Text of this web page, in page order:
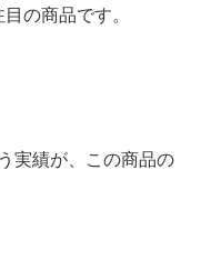
の商品です。
実績が、この商品の